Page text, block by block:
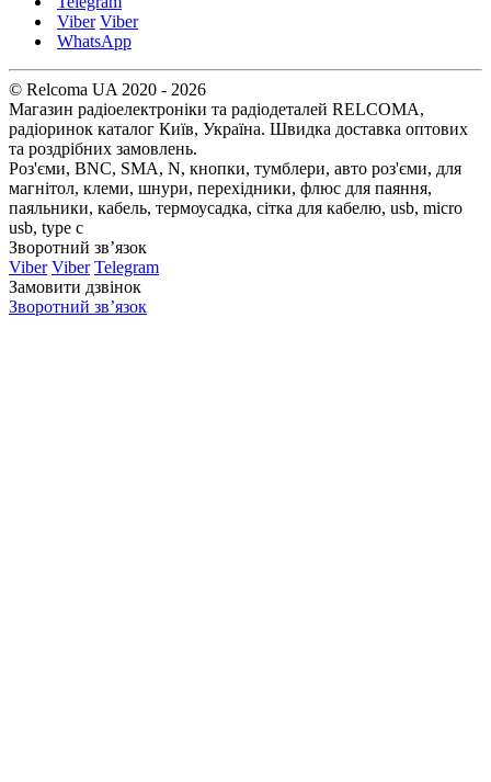
Viber Viber
WhatsApp
© Relcoma UA 2020 - 2026
Магазин радіоелектроніки та радіодеталей RELCOMA,
радіоринок каталог Київ, Україна. Швидка доставка оптових
та роздрібних замовлень.
Роз'єми, BNC, SMA, N, кнопки, тумблери, авто роз'єми, для
магнітол, клеми, шнури, перехідники, флюс для паяння,
паяльники, кабель, термоусадка, сітка для кабелю, usb, micro
usb, type c
Зворотний зв’язок
Viber Viber Telegram
Замовити дзвінок
Зворотний зв’язок